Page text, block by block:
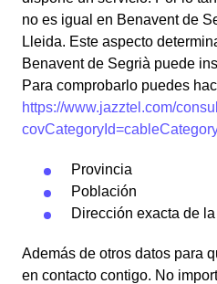
no es igual en Benavent de
Lleida. Este aspecto
Benavent de Segrià puede
Para comprobarlo puedes
https://www.jazztel.com/
Provincia
Población
Dirección exacta de
Además de otros datos para
en contacto contigo. No